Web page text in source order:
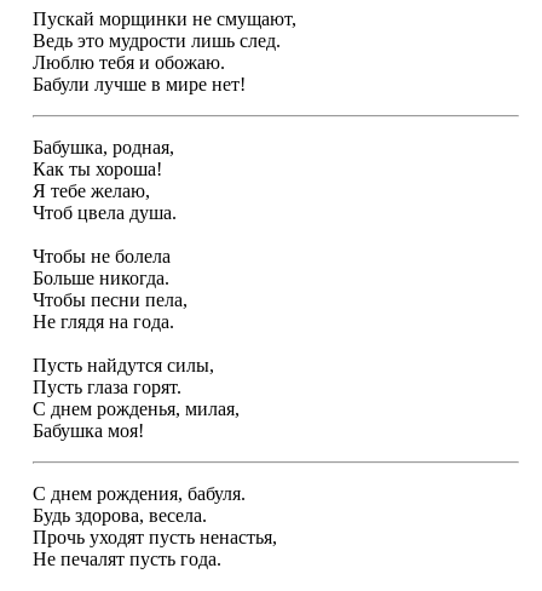
Пускай морщинки не смущают,
Ведь это мудрости лишь след.
Люблю тебя и обожаю.
Бабули лучше в мире нет!
Бабушка, родная,
Как ты хороша!
Я тебе желаю,
Чтоб цвела душа.
Чтобы не болела
Больше никогда.
Чтобы песни пела,
Не глядя на года.
Пусть найдутся силы,
Пусть глаза горят.
С днем рожденья, милая,
Бабушка моя!
С днем рождения, бабуля.
Будь здорова, весела.
Прочь уходят пусть ненастья,
Не печалят пусть года.